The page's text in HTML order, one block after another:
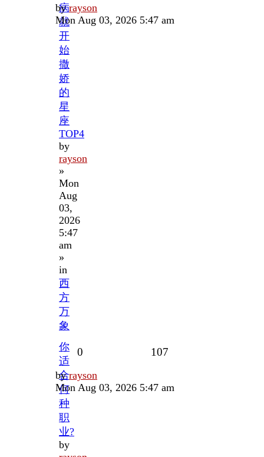
病
就
开
始
撒
娇
的
星
座
TOP4
by
rayson
»
Mon
Aug
03,
2026
5:47
am
»
in
西
方
万
象
Last
post
byrayson
Mon Aug 03, 2026 5:47 am
你
适
合
何
种
职
业?
by
0 107
Last
post
byrayson
Mon Aug 03, 2026 5:47 am